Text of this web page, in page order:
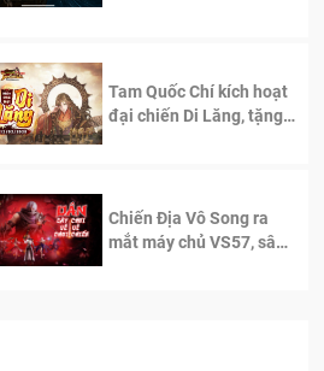
Ngạo Thiên Mobile
Tam Quốc Chí kích hoạt
đại chiến Di Lăng, tặng
Chiến Địa Vô Song ra
mắt máy chủ VS57, sân